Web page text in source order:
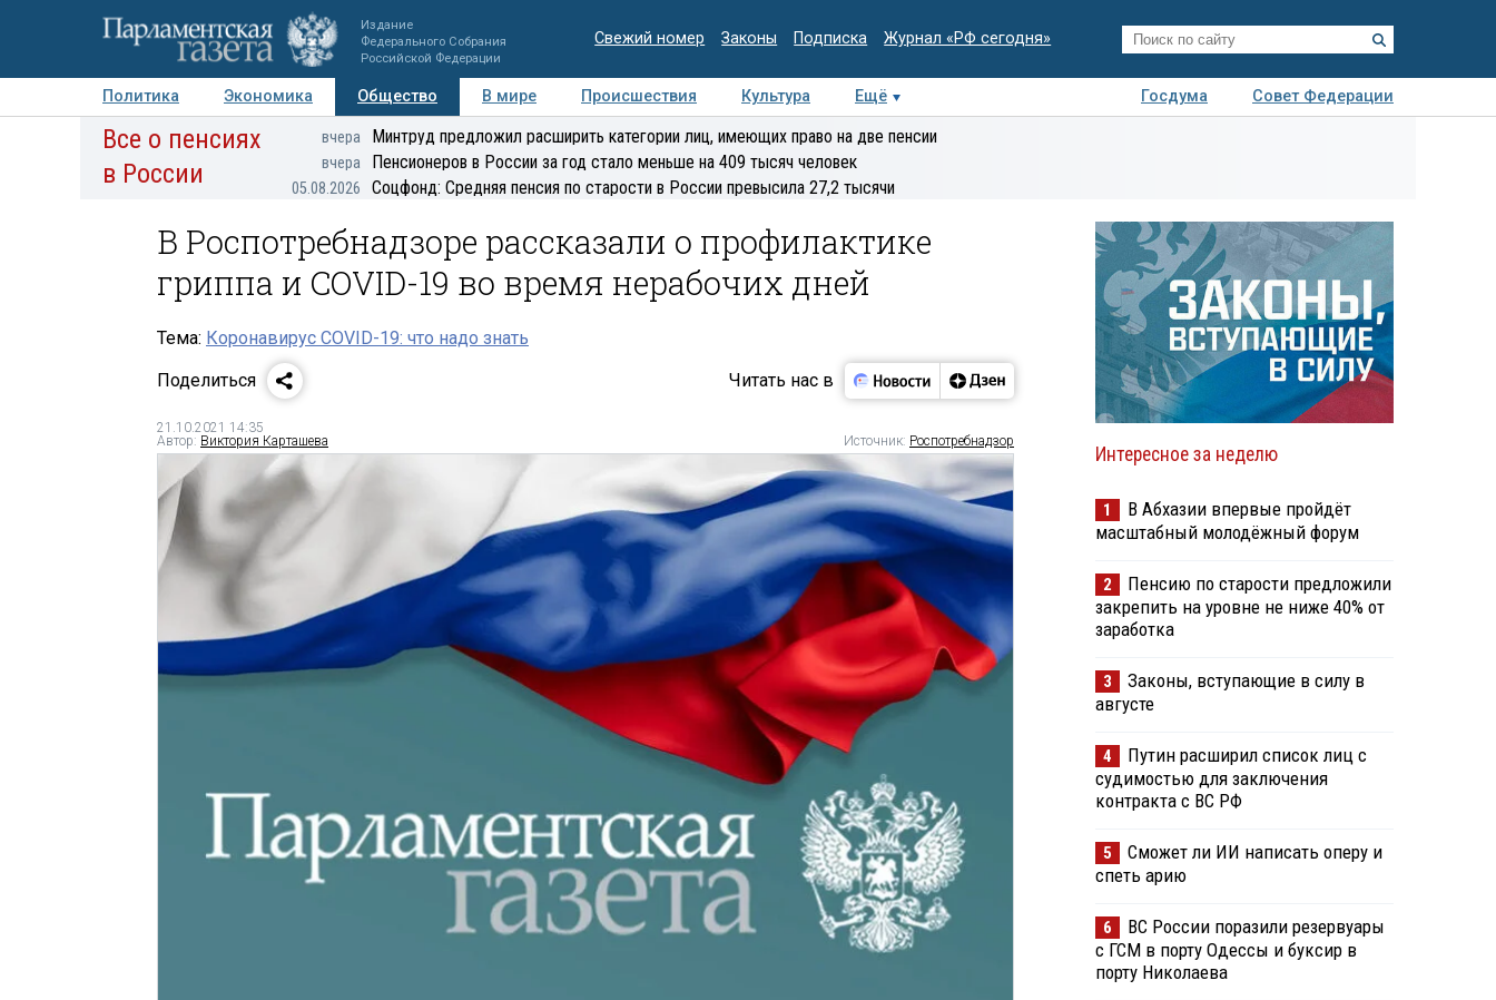
Издание
Федерального Собрания
Российской Федерации
Свежий номер Законы Подписка Журнал «РФ сегодня»
Политика Экономика Общество В мире Происшествия Культура Ещё Госдума
Совет Федерации
Авторы Персоны Мнения Регионы Медиацентр Интервью Колумнисты
Деловая
Все о пенсиях
в России
вчера Минтруд предложил расширить категории лиц, имеющих право на две пенсии
вчера Пенсионеров в России за год стало меньше на 409 тысяч человек
05.08.2026 Соцфонд: Средняя пенсия по старости в России превысила 27,2 тысячи
В Роспотребнадзоре рассказали о профилактике
гриппа и COVID-19 во время нерабочих дней
Тема: Коронавирус COVID-19: что надо знать
Поделиться
Читать нас в
21.10.2021 14:35
Автор: Виктория Карташева Источник: Роспотребнадзор
Интересное за неделю
1
В Абхазии впервые пройдёт
масштабный молодёжный форум
2
Пенсию по старости предложили
закрепить на уровне не ниже 40% от
заработка
3
Законы, вступающие в силу в
августе
4
Путин расширил список лиц с
судимостью для заключения
контракта с ВС РФ
5
Сможет ли ИИ написать оперу и
спеть арию
6
ВС России поразили резервуары
с ГСМ в порту Одессы и буксир в
порту Николаева